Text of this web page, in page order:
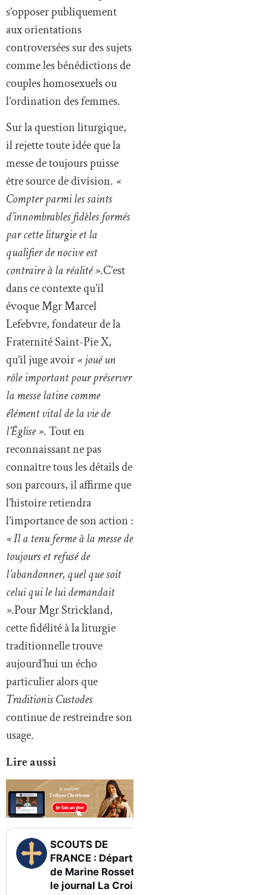
s’opposer publiquement
aux orientations
controversées sur des sujets
comme les bénédictions de
couples homosexuels ou
l’ordination des femmes.
Sur la question liturgique,
il rejette toute idée que la
messe de toujours puisse
être source de division. «
Compter parmi les saints
d’innombrables fidèles formés
par cette liturgie et la
qualifier de nocive est
contraire à la réalité ».C’est
dans ce contexte qu’il
évoque Mgr Marcel
Lefebvre, fondateur de la
Fraternité Saint-Pie X,
qu’il juge avoir« joué un
rôle important pour préserver
la messe latine comme
élément vital de la vie de
l’Église ». Tout en
reconnaissant ne pas
connaître tous les détails de
son parcours, il affirme que
l’histoire retiendra
l’importance de son action :
« Il a tenu ferme à la messe de
toujours et refusé de
l’abandonner, quel que soit
celui qui le lui demandait
».Pour Mgr Strickland,
cette fidélité à la liturgie
traditionnelle trouve
aujourd’hui un écho
particulier alors que
Traditionis Custodes
continue de restreindre son
usage.
Lire aussi